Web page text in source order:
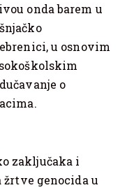
onda barem u
u osnovim
o
zaključaka i
žrtve genocida u